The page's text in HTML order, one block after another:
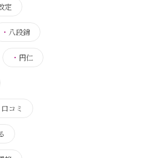
定
・ 八段錦
・ 円仁
口コミ